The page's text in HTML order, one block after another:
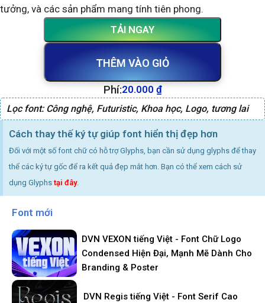
tưởng, và các sản phẩm mang tính tiên phong.
THÊM VÀO GIỎ
TẢI NGAY
Phí:20.000 ₫
Lọc font: Công nghệ, Futuristic, Khoa học, Logo, tương lai
Cách thay thế ký tự giúp font hiển thị đẹp hơn
Đối với một số font chữ có hỗ trợ Glyphs, bạn cần sử dụng glyphs để thay
thể các ký tự gốc để ra kết quả đẹp mắt hơn. Bạn có thể xem cách sử
dụng Glyphs tại đây.
Font mới
DVN VEXON tiếng Việt - Font Chữ Logo
Condensed Hiện Đại, Mạnh Mẽ Dành Cho
Branding & Poster
DVN Regis tiếng Việt - Font Serif Cao